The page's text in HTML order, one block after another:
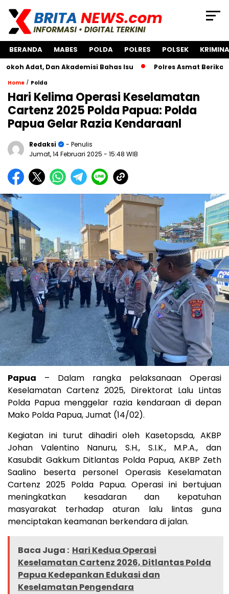
BERANDA MABES POLDA POLRES POLSEK
Dan Akademisi Bahas Isu Polres Asmat Berikan
Home / Polda
Hari Kelima Operasi Keselamatan
Cartenz 2025 Polda Papua: Polda
Papua Gelar Razia Kendaraanl
Redaksi
- Penulis
Jumat, 14 Februari 2025 - 15:48 WIB
Papua – Dalam rangka pelaksanaan Operasi
Keselamatan Cartenz 2025, Direktorat Lalu Lintas
Polda Papua menggelar razia kendaraan di depan
Mako Polda Papua, Jumat (14/02).
Kegiatan ini turut dihadiri oleh Kasetopsda, AKBP
Johan Valentino Nanuru, S.H., S.I.K., M.P.A., dan
Kasubdit Gakkum Ditlantas Polda Papua, AKBP Zeth
Saalino beserta personel Operasis Keselamatan
Cartenz 2025 Polda Papua. Operasi ini bertujuan
meningkatkan kesadaran dan kepatuhan
masyarakat terhadap aturan lalu lintas guna
menciptakan keamanan berkendara di jalan.
Baca Juga : Hari Kedua Operasi
Keselamatan Cartenz 2026, Ditlantas Polda
Papua Kedepankan Edukasi dan
Keselamatan Pengendara